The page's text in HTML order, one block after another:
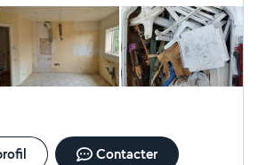
nécessaires à savoir capacité
transport, licence de transport et
06-62-02-17-71
Contacter